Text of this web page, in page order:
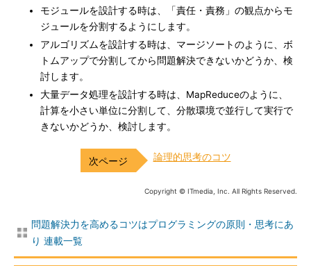
モジュールを設計する時は、「責任・責務」の観点からモ
ジュールを分割するようにします。
アルゴリズムを設計する時は、マージソートのように、ボ
トムアップで分割してから問題解決できないかどうか、検
討します。
大量データ処理を設計する時は、MapReduceのように、
計算を小さい単位に分割して、分散環境で並行して実行で
きないかどうか、検討します。
論理的思考のコツ
Copyright © ITmedia, Inc. All Rights Reserved.
問題解決力を高めるコツはプログラミングの原則・思考にあ
り 連載一覧